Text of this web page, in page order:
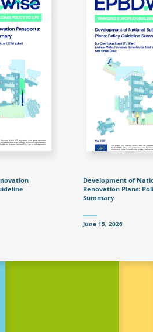
Development of
Renovation Plans:
Summary
June 15, 2026